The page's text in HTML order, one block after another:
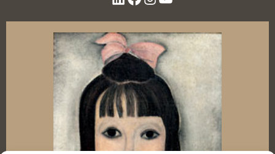
L
i
n
k
e
d
F
a
c
e
b
o
I
n
s
t
a
g
Y
o
u
T
u
b